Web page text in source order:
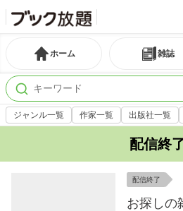
ホーム 雑誌
ジャンル一覧 作家一覧 出版社一覧
配信終
配信終了
お探しの